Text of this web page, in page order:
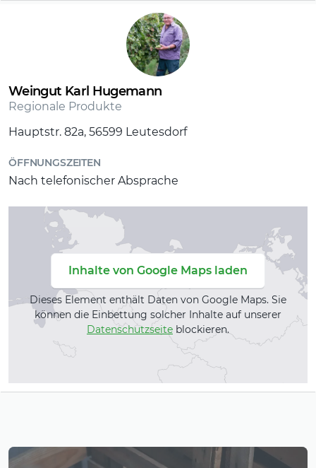
Weingut Karl Hugemann
Regionale Produkte
Hauptstr. 82a, 56599 Leutesdorf
ÖFFNUNGSZEITEN
Nach telefonischer Absprache
Inhalte von Google Maps laden
Dieses Element enthält Daten von Google Maps. Sie
können die Einbettung solcher Inhalte auf unserer
Datenschutzseite blockieren.